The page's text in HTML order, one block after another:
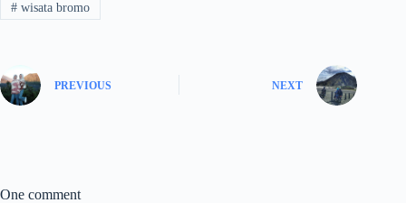
#wisata bromo
PREVIOUS NEXT
One comment